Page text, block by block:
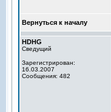
Вернуться к началу
HDHG
Сведущий
Зарегистрирован:
16.03.2007
Сообщения: 482